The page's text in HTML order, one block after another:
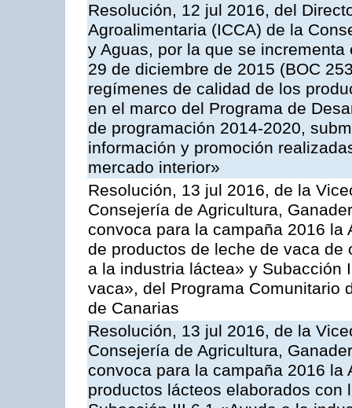
Resolución, 12 jul 2016, del
Agroalimentaria (ICCA) de la
y Aguas, por la que se
29 de diciembre de 2015 (BOC
regímenes de calidad de los
en el marco del Programa de
de programación 2014-2020,
información y promoción
mercado interior»
Resolución, 13 jul 2016, de la
Consejería de Agricultura,
convoca para la campaña 2016
de productos de leche de vaca
a la industria láctea» y Subacción
vaca», del Programa Comunitario
de Canarias
Resolución, 13 jul 2016, de la
Consejería de Agricultura,
convoca para la campaña 2016
productos lácteos elaborados